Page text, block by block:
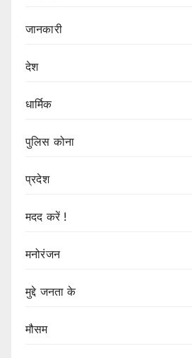
जानकारी
देश
धार्मिक
पुलिस कोना
प्रदेश
मदद करें !
मनोरंजन
मुद्दे जनता के
मौसम